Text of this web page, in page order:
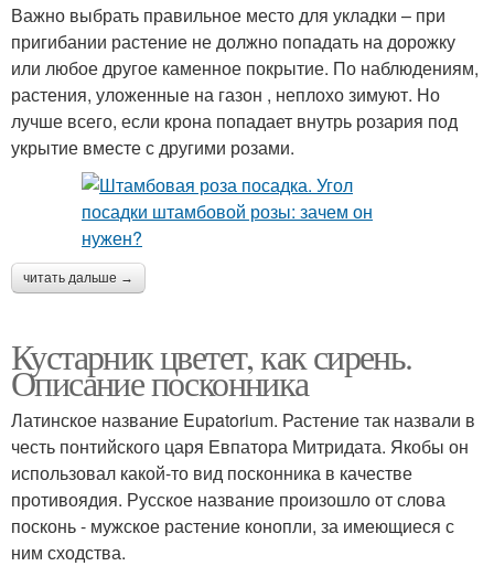
Важно выбрать правильное место для укладки – при
пригибании растение не должно попадать на дорожку
или любое другое каменное покрытие. По наблюдениям,
растения, уложенные на газон , неплохо зимуют. Но
лучше всего, если крона попадает внутрь розария под
укрытие вместе с другими розами.
читать дальше →
Кустарник цветет, как сирень.
Описание посконника
Латинское название Eupatorium. Растение так назвали в
честь понтийского царя Евпатора Митридата. Якобы он
использовал какой-то вид посконника в качестве
противоядия. Русское название произошло от слова
посконь - мужское растение конопли, за имеющиеся с
ним сходства.